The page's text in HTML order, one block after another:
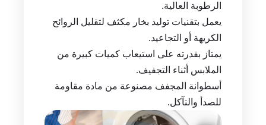
الرطوبة العالية.
يعمل بتقنيات توليد بخار مكثف لتقليل الروائح
الكريهة أو التجاعيد.
يمتاز بقدرته على استيعاب كميات كبيرة من
الملابس أثناء التجفيف.
أسطوانة المجفف مصنوعة من مادة مقاومة
للصدأ والتآكل.